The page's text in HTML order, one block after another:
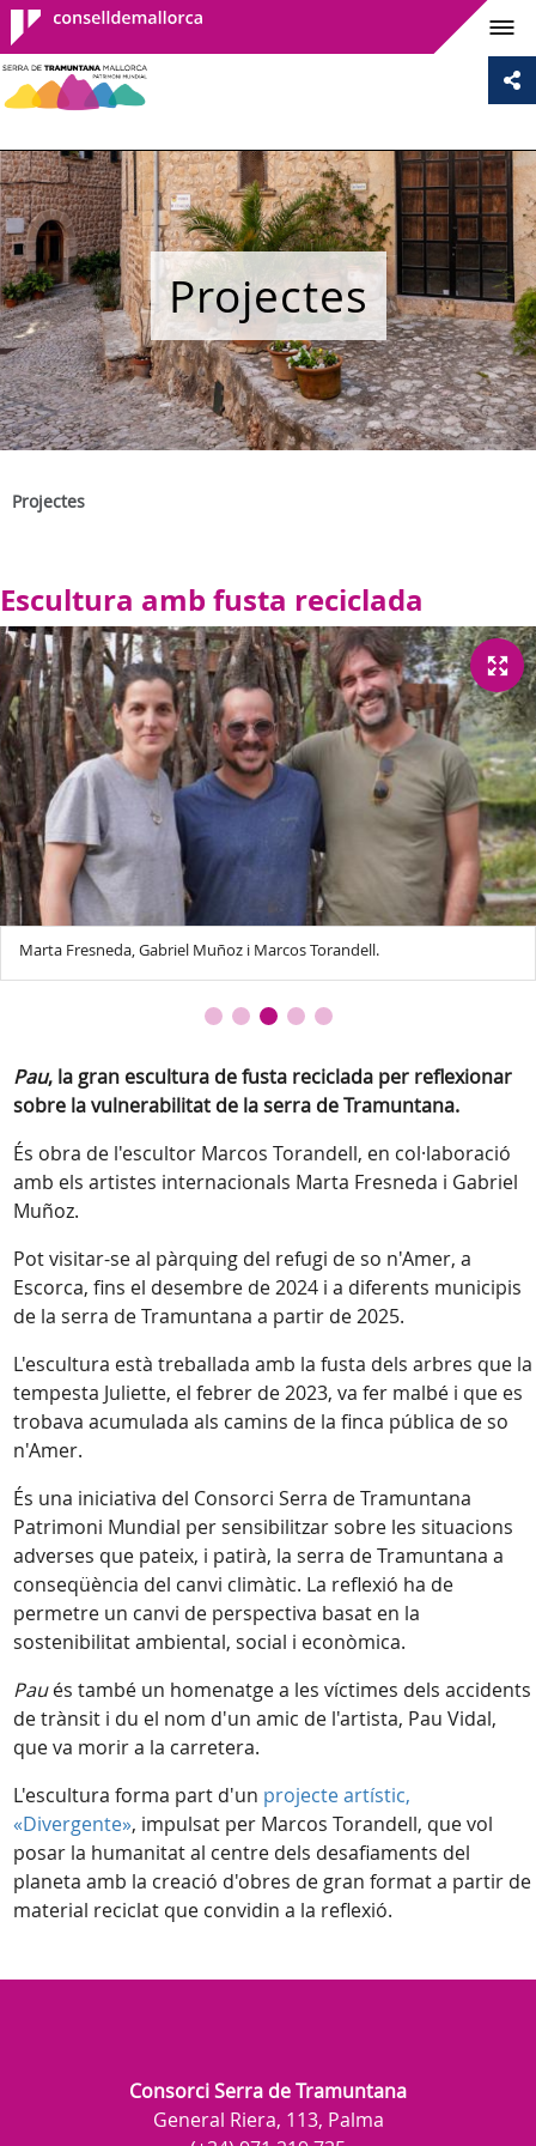
Consell de
Mallorca
Projectes
Projectes
Escultura amb fusta reciclada
Marta Fresneda, Gabriel Muñoz i Marcos Torandell.
Pau, la gran escultura de fusta reciclada per reflexionar
sobre la vulnerabilitat de la serra de Tramuntana.
És obra de l'escultor Marcos Torandell, en col·laboració
amb els artistes internacionals Marta Fresneda i Gabriel
Muñoz.
Pot visitar-se al pàrquing del refugi de so n'Amer, a
Escorca, fins el desembre de 2024 i a diferents municipis
de la serra de Tramuntana a partir de 2025.
L'escultura està treballada amb la fusta dels arbres que la
tempesta Juliette, el febrer de 2023, va fer malbé i que es
trobava acumulada als camins de la finca pública de so
n'Amer.
És una iniciativa del Consorci Serra de Tramuntana
Patrimoni Mundial per sensibilitzar sobre les situacions
adverses que pateix, i patirà, la serra de Tramuntana a
conseqüència del canvi climàtic. La reflexió ha de
permetre un canvi de perspectiva basat en la
sostenibilitat ambiental, social i econòmica.
Paués també un homenatge a les víctimes dels accidents
de trànsit i du el nom d'un amic de l'artista, Pau Vidal,
que va morir a la carretera.
L'escultura forma part d'un projecte artístic,
«Divergente», impulsat per Marcos Torandell, que vol
posar la humanitat al centre dels desafiaments del
planeta amb la creació d'obres de gran format a partir de
material reciclat que convidin a la reflexió.
Consorci Serra de Tramuntana
General Riera, 113, Palma